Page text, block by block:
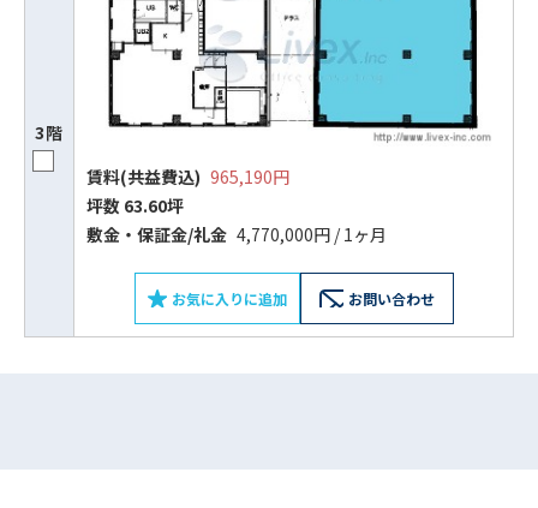
3階
賃料(共益費込) 965,190円
坪数 63.60坪
敷⾦‧保証⾦/礼⾦ 4,770,000円 / 1ヶ月
お気に入りに追加 お問い合わせ
をお伝えいただくと
スムーズにご案内できます
0120-620-213
電話でお問い合わせ
フォームでお問い合わせ